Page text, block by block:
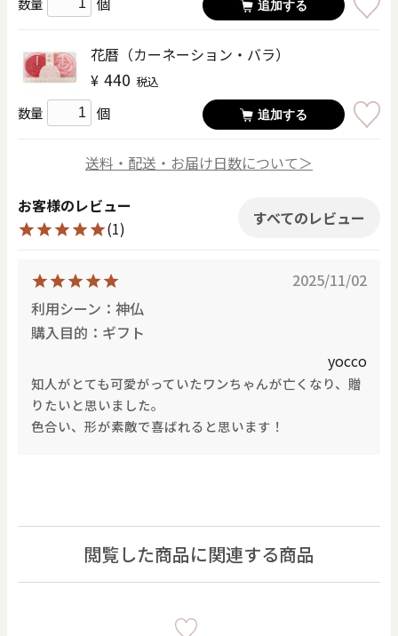
追加する
花暦（カーネーション・バラ）
¥ 440 税込
数量 個 追加する
送料・配送・お届け日数について＞
お客様のレビュー
(1)
すべてのレビュー
2025/11/02
利用シーン：神仏
購入目的：ギフト
yocco
知人がとても可愛がっていたワンちゃんが亡くなり、贈
りたいと思いました。
色合い、形が素敵で喜ばれると思います！
閲覧した商品に関連する商品